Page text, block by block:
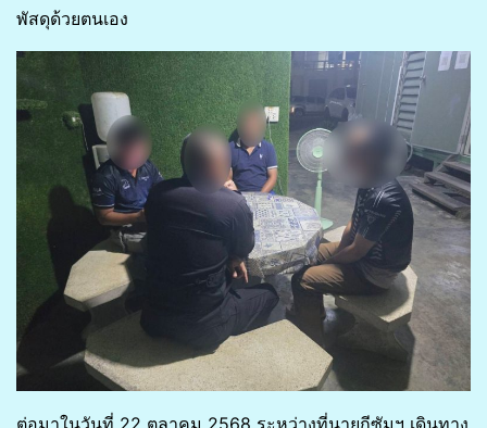
พัสดุด้วยตนเอง